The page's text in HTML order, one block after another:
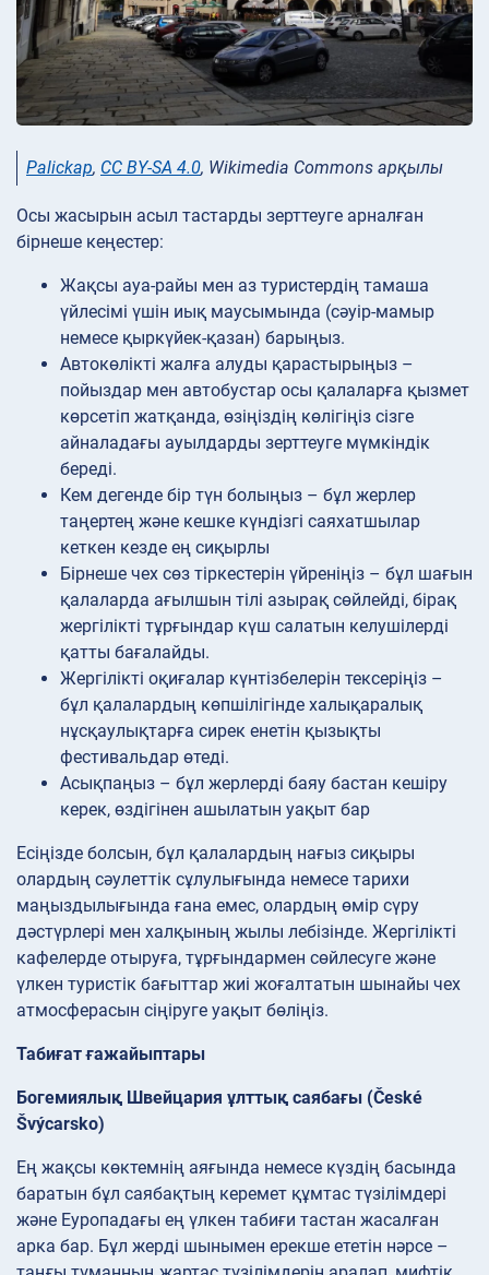
Palickap, CC BY-SA 4.0, Wikimedia Commons арқылы
Осы жасырын асыл тастарды зерттеуге арналған
бірнеше кеңестер:
Жақсы ауа-райы мен аз туристердің тамаша
үйлесімі үшін иық маусымында (сәуір-мамыр
немесе қыркүйек-қазан) барыңыз.
Автокөлікті жалға алуды қарастырыңыз –
пойыздар мен автобустар осы қалаларға қызмет
көрсетіп жатқанда, өзіңіздің көлігіңіз сізге
айналадағы ауылдарды зерттеуге мүмкіндік
береді.
Кем дегенде бір түн болыңыз – бұл жерлер
таңертең және кешке күндізгі саяхатшылар
кеткен кезде ең сиқырлы
Бірнеше чех сөз тіркестерін үйреніңіз – бұл шағын
қалаларда ағылшын тілі азырақ сөйлейді, бірақ
жергілікті тұрғындар күш салатын келушілерді
қатты бағалайды.
Жергілікті оқиғалар күнтізбелерін тексеріңіз –
бұл қалалардың көпшілігінде халықаралық
нұсқаулықтарға сирек енетін қызықты
фестивальдар өтеді.
Асықпаңыз – бұл жерлерді баяу бастан кешіру
керек, өздігінен ашылатын уақыт бар
Есіңізде болсын, бұл қалалардың нағыз сиқыры
олардың сәулеттік сұлулығында немесе тарихи
маңыздылығында ғана емес, олардың өмір сүру
дәстүрлері мен халқының жылы лебізінде. Жергілікті
кафелерде отыруға, тұрғындармен сөйлесуге және
үлкен туристік бағыттар жиі жоғалтатын шынайы чех
атмосферасын сіңіруге уақыт бөліңіз.
Табиғат ғажайыптары
Богемиялық Швейцария ұлттық саябағы (České
Švýcarsko)
Ең жақсы көктемнің аяғында немесе күздің басында
баратын бұл саябақтың керемет құмтас түзілімдері
және Еуропадағы ең үлкен табиғи тастан жасалған
арка бар. Бұл жерді шынымен ерекше ететін нәрсе –